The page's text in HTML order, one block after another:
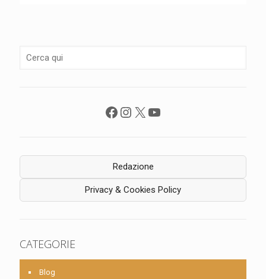
Facebook
Instagram
X YouTube
Redazione
Privacy & Cookies Policy
CATEGORIE
Blog